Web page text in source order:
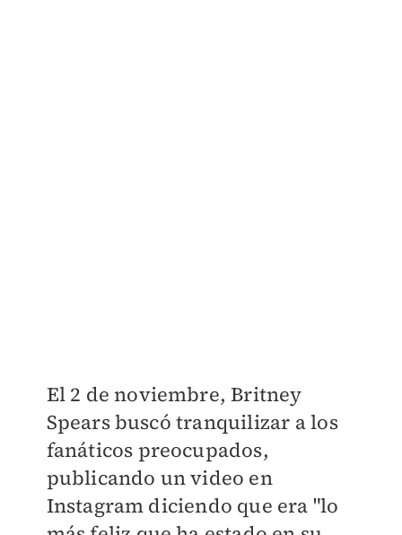
El 2 de noviembre, Britney
Spears buscó tranquilizar a los
fanáticos preocupados,
publicando un video en
Instagram diciendo que era "lo